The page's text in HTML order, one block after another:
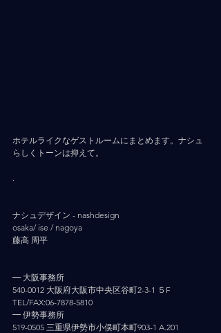
ホテルライクなゲストルームにまとめます。ナシュ
らしくトーンは抑えて。
.
ナシュデザイン - nashdesign
osaka/ ise / nagoya
藤高 周平
━ 大阪事務所
540-0012 大阪府大阪市中央区谷町2-3-1 ５F
TEL/FAX:06-7878-5810
━ 伊勢事務所
519-0505 三重県伊勢市小俣町本町903-1 A.201